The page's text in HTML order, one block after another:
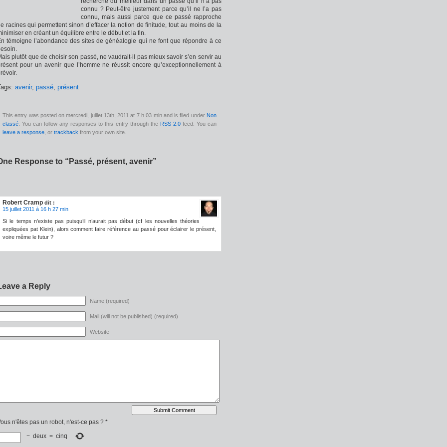
connu ? Peut-être justement parce qu’il ne l’a pas
connu, mais aussi parce que ce passé rapproche
racines qui permettent sinon d’effacer la notion de finitude, tout au moins de la
en créant un équilibre entre le début et la fin.
témoigne l’abondance des sites de généalogie qui ne font que répondre à ce
plutôt que de choisir son passé, ne vaudrait-il pas mieux savoir s’en servir au
pour un avenir que l’homme ne réussit encore qu’exceptionnellement à
avenir, passé présent
This entry was posted on mercredi, juillet 13th, 2011 at 7 h 03 min and is filed under Non
classé . You can follow any responses to this entry through the RSS 2.0feed. You can
leave a response , or trackback from your own site.
Response to “Passé, présent, avenir”
Robert Cramp dit :
15 juillet 2011 à 16 h 27 min
Si le temps n’existe pas puisqu’il n’aurait pas début (cf les nouvelles théories
expliquées pat Klein), alors comment faire référence au passé pour éclairer le présent,
voire même le futur ?
a Reply
Name (required)
Mail (will not be published) (required)
Website
n'êtes pas un robot, n'est-ce pas ? *
− deux = cinq